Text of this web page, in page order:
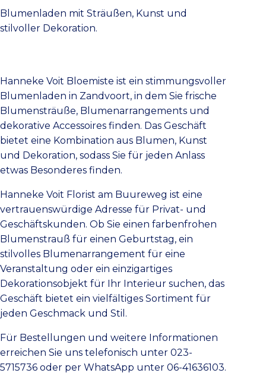
Blumenladen mit Sträußen, Kunst und
stilvoller Dekoration.
Hanneke Voit Bloemiste ist ein stimmungsvoller
Blumenladen in Zandvoort, in dem Sie frische
Blumensträuße, Blumenarrangements und
dekorative Accessoires finden. Das Geschäft
bietet eine Kombination aus Blumen, Kunst
und Dekoration, sodass Sie für jeden Anlass
etwas Besonderes finden.
Hanneke Voit Florist am Buureweg ist eine
vertrauenswürdige Adresse für Privat- und
Geschäftskunden. Ob Sie einen farbenfrohen
Blumenstrauß für einen Geburtstag, ein
stilvolles Blumenarrangement für eine
Veranstaltung oder ein einzigartiges
Dekorationsobjekt für Ihr Interieur suchen, das
Geschäft bietet ein vielfältiges Sortiment für
jeden Geschmack und Stil.
Für Bestellungen und weitere Informationen
erreichen Sie uns telefonisch unter 023-
5715736 oder per WhatsApp unter 06-41636103.